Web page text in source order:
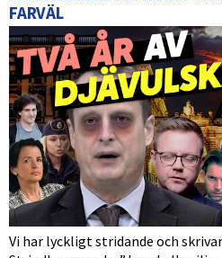
FARVÄL
Vi har lyckligt stridande och